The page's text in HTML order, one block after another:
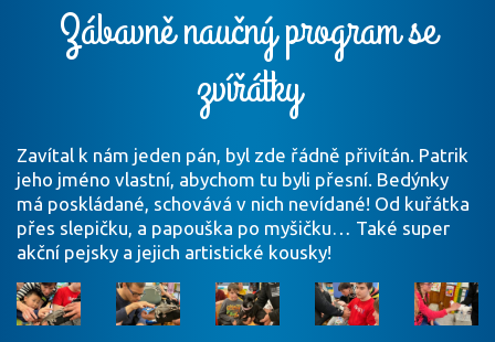
Zábavně naučný program se
zvířátky
Zavítal k nám jeden pán, byl zde řádně přivítán. Patrik
jeho jméno vlastní, abychom tu byli přesní. Bedýnky
má poskládané, schovává v nich nevídané! Od kuřátka
přes slepičku, a papouška po myšičku… Také super
akční pejsky a jejich artistické kousky!